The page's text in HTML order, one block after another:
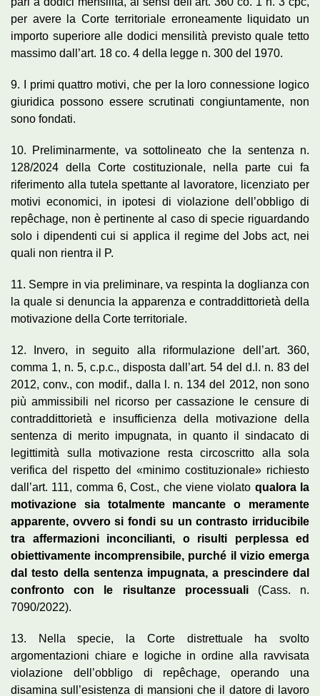
per avere la Corte territoriale erroneamente liquidato un
importo superiore alle dodici mensilità previsto quale tetto
massimo dall’art. 18 co. 4 della legge n. 300 del 1970.
9. I primi quattro motivi, che per la loro connessione logico
giuridica possono essere scrutinati congiuntamente, non
sono fondati.
10. Preliminarmente, va sottolineato che la sentenza n.
128/2024 della Corte costituzionale, nella parte cui fa
riferimento alla tutela spettante al lavoratore, licenziato per
motivi economici, in ipotesi di violazione dell’obbligo di
repêchage, non è pertinente al caso di specie riguardando
solo i dipendenti cui si applica il regime del Jobs act, nei
quali non rientra il P.
11. Sempre in via preliminare, va respinta la doglianza con
la quale si denuncia la apparenza e contraddittorietà della
motivazione della Corte territoriale.
12. Invero, in seguito alla riformulazione dell’art. 360,
comma 1, n. 5, c.p.c., disposta dall’art. 54 del d.l. n. 83 del
2012, conv., con modif., dalla l. n. 134 del 2012, non sono
più ammissibili nel ricorso per cassazione le censure di
contraddittorietà e insufficienza della motivazione della
sentenza di merito impugnata, in quanto il sindacato di
legittimità sulla motivazione resta circoscritto alla sola
verifica del rispetto del «minimo costituzionale» richiesto
dall’art. 111, comma 6, Cost., che viene violato qualora la
motivazione sia totalmente mancante o meramente
apparente, ovvero si fondi su un contrasto irriducibile
tra affermazioni inconcilianti, o risulti perplessa ed
obiettivamente incomprensibile, purché il vizio emerga
dal testo della sentenza impugnata, a prescindere dal
confronto con le risultanze processuali(Cass. n.
7090/2022).
13. Nella specie, la Corte distrettuale ha svolto
argomentazioni chiare e logiche in ordine alla ravvisata
violazione dell’obbligo di repêchage, operando una
disamina sull’esistenza di mansioni che il datore di lavoro